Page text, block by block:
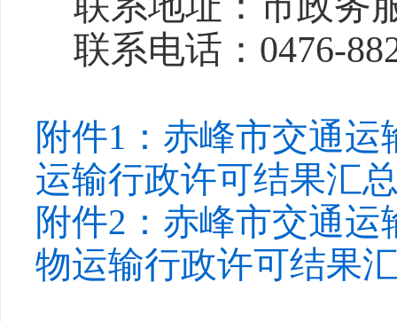
联系电话：0476-
附件1：赤峰市交通运
运输行政许可结果汇
附件2：赤峰市交通运
物运输行政许可结果